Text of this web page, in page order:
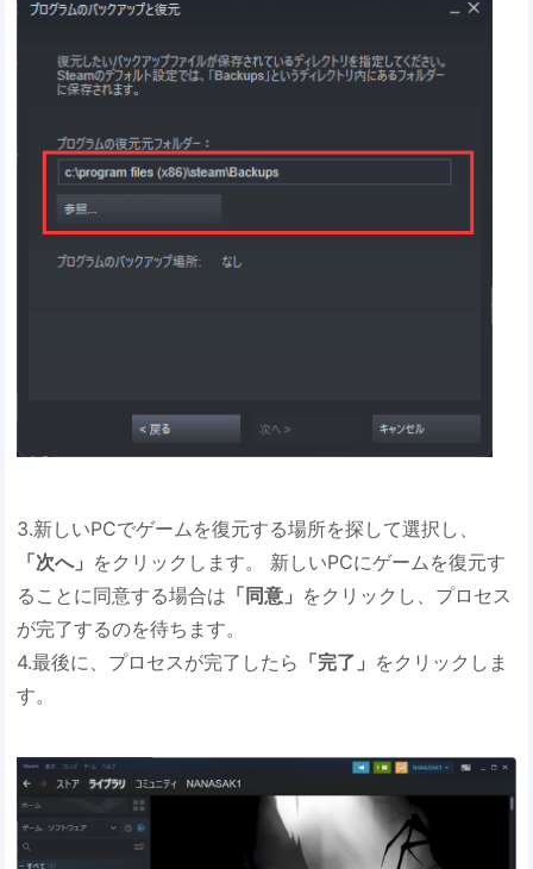
3.新しいPCでゲームを復元する場所を探して選択し、
「次へ」 をクリックします。 新しいPCにゲームを復元す
ることに同意する場合は 「同意」 をクリックし、プロセス
が完了するのを待ちます。
4.最後に、プロセスが完了したら 「完了」 をクリックしま
す。